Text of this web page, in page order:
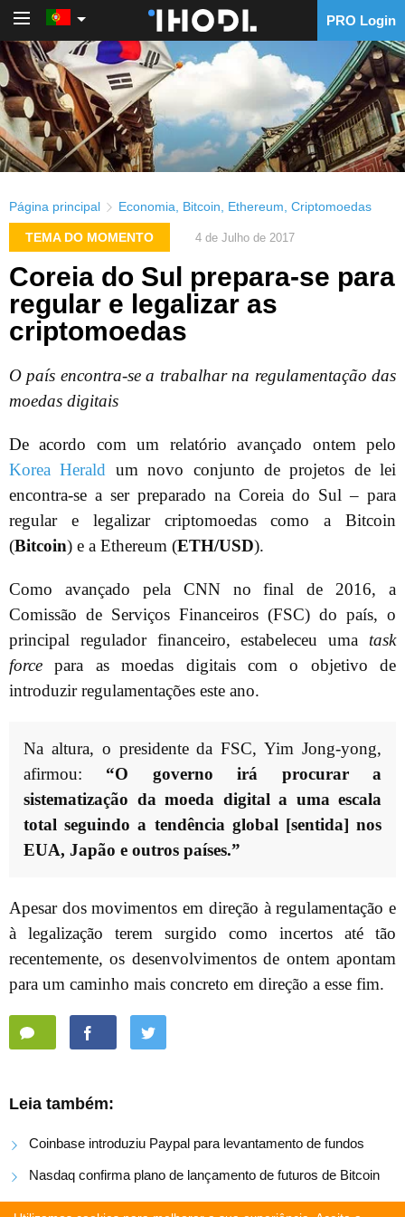
PRO Login
Página principal Economia Bitcoin Ethereum Criptomoedas
TEMA DO MOMENTO 4 de Julho de 2017
Coreia do Sul prepara-se para
regular e legalizar as
criptomoedas
O país encontra-se a trabalhar na regulamentação das
moedas digitais
De acordo com um relatório avançado ontem pelo
Korea Herald um novo conjunto de projetos de lei
encontra-se a ser preparado na Coreia do Sul – para
regular e legalizar criptomoedas como a Bitcoin
(Bitcoin) e a Ethereum (ETH/USD).
Como avançado pela CNN no final de 2016, a
Comissão de Serviços Financeiros (FSC) do país, o
principal regulador financeiro, estabeleceu uma task
force para as moedas digitais com o objetivo de
introduzir regulamentações este ano.
Na altura, o presidente da FSC, Yim Jong-yong,
afirmou: “O governo irá procurar a
sistematização da moeda digital a uma escala
total seguindo a tendência global [sentida] nos
EUA, Japão e outros países.”
Apesar dos movimentos em direção à regulamentação e
à legalização terem surgido como incertos até tão
recentemente, os desenvolvimentos de ontem apontam
para um caminho mais concreto em direção a esse fim.
Leia também:
Coinbase introduziu Paypal para levantamento de fundos
Nasdaq confirma plano de lançamento de futuros de Bitcoin
Criptomoedas: as últimas notícias de hoje, 6 de dezembro